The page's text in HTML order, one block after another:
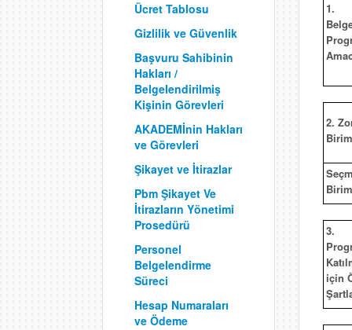
Ücret Tablosu
Gizlilik ve Güvenlik
Başvuru Sahibinin
Hakları /
Belgelendirilmiş
Kişinin Görevleri
AKADEMİnin Hakları
ve Görevleri
Şikayet ve İtirazlar
Pbm Şikayet Ve
İtirazların Yönetimi
Prosedürü
Personel
Belgelendirme
Süreci
Hesap Numaraları
ve Ödeme
1.
2.
3.
için